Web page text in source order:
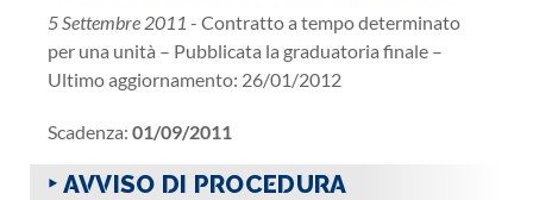
5 Settembre 2011 - Contratto a tempo determinato
per una unità – Pubblicata la graduatoria finale –
Ultimo aggiornamento: 26/01/2012
Scadenza: 01/09/2011
‣ AVVISO DI PROCEDURA